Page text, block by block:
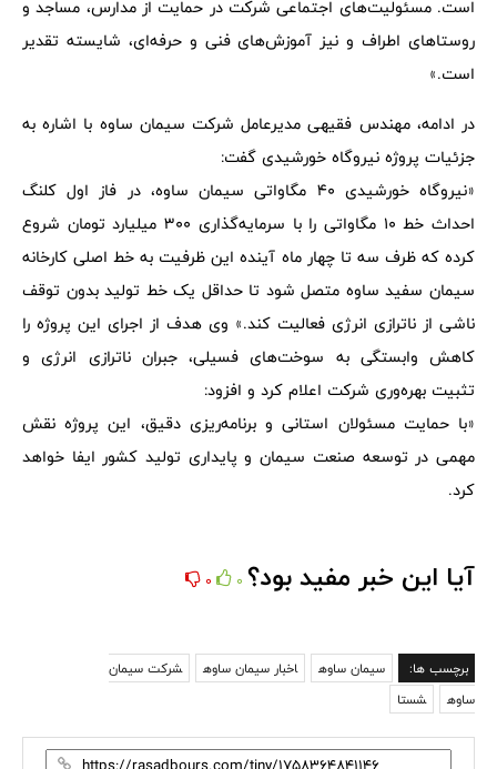
است. مسئولیت‌های اجتماعی شرکت در حمایت از مدارس، مساجد و
روستاهای اطراف و نیز آموزش‌های فنی و حرفه‌ای، شایسته تقدیر
است.»
در ادامه، مهندس فقیهی مدیرعامل شرکت سیمان ساوه با اشاره به
جزئیات پروژه نیروگاه خورشیدی گفت:
«نیروگاه خورشیدی 40 مگاواتی سیمان ساوه، در فاز اول کلنگ
احداث خط 10 مگاواتی را با سرمایه‌گذاری 300 میلیارد تومان شروع
کرده که ظرف سه تا چهار ماه آینده این ظرفیت به خط اصلی کارخانه
سیمان سفید ساوه متصل شود تا حداقل یک خط تولید بدون توقف
ناشی از ناترازی انرژی فعالیت کند.» وی هدف از اجرای این پروژه را
کاهش وابستگی به سوخت‌های فسیلی، جبران ناترازی انرژی و
تثبیت بهره‌وری شرکت اعلام کرد و افزود:
«با حمایت مسئولان استانی و برنامه‌ریزی دقیق، این پروژه نقش
مهمی در توسعه صنعت سیمان و پایداری تولید کشور ایفا خواهد
کرد.
آیا این خبر مفید بود؟ 0
0
برچسب ها: سیمان ساوه اخبار سیمان ساوه
شرکت سیمان
ساوه
شستا